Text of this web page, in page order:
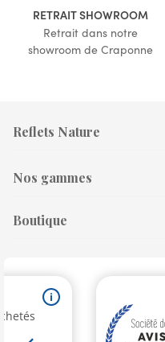
RETRAIT SHOWROOM
Retrait dans notre
showroom de Craponne
Reflets Nature
Nos gammes
Boutique